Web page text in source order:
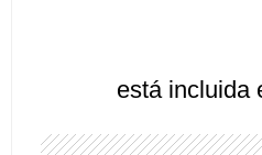
está incluida